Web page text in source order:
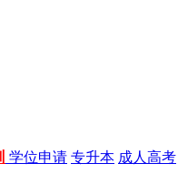
学位申请 专升本 成人高考